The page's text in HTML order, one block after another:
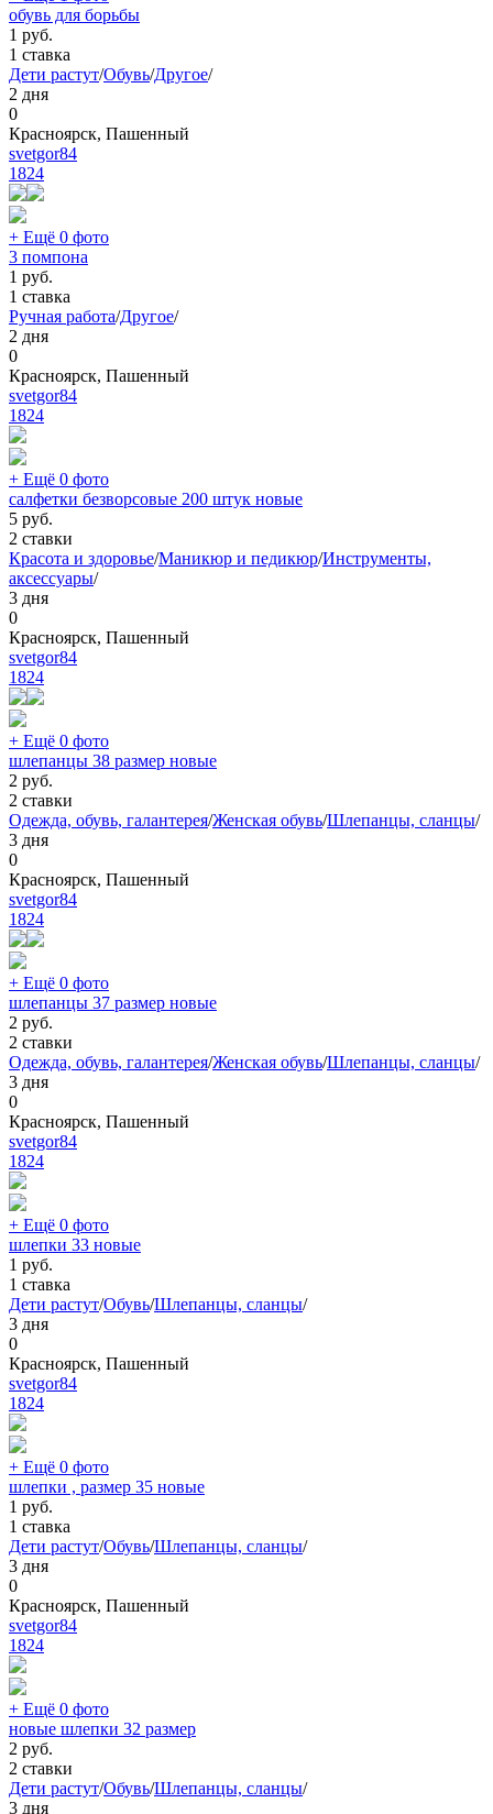
обувь для борьбы
1 руб.
1 ставка
Дети растут/Обувь/Другое/
2 дня
0
Красноярск, Пашенный
svetgor84
1824
+ Ещё 0 фото
3 помпона
1 руб.
1 ставка
Ручная работа/Другое/
2 дня
0
Красноярск, Пашенный
svetgor84
1824
+ Ещё 0 фото
салфетки безворсовые 200 штук новые
5 руб.
2 ставки
Красота и здоровье/Маникюр и педикюр/Инструменты,
аксессуары/
3 дня
0
Красноярск, Пашенный
svetgor84
1824
+ Ещё 0 фото
шлепанцы 38 размер новые
2 руб.
2 ставки
Одежда, обувь, галантерея/Женская обувь/Шлепанцы, сланцы/
3 дня
0
Красноярск, Пашенный
svetgor84
1824
+ Ещё 0 фото
шлепанцы 37 размер новые
2 руб.
2 ставки
Одежда, обувь, галантерея/Женская обувь/Шлепанцы, сланцы/
3 дня
0
Красноярск, Пашенный
svetgor84
1824
+ Ещё 0 фото
шлепки 33 новые
1 руб.
1 ставка
Дети растут/Обувь/Шлепанцы, сланцы/
3 дня
0
Красноярск, Пашенный
svetgor84
1824
+ Ещё 0 фото
шлепки , размер 35 новые
1 руб.
1 ставка
Дети растут/Обувь/Шлепанцы, сланцы/
3 дня
0
Красноярск, Пашенный
svetgor84
1824
+ Ещё 0 фото
новые шлепки 32 размер
2 руб.
2 ставки
Дети растут/Обувь/Шлепанцы, сланцы/
3 дня